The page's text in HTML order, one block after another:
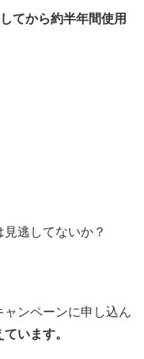
てから約半年間使用
逃してないか？
ンペーンに申し込ん
います。